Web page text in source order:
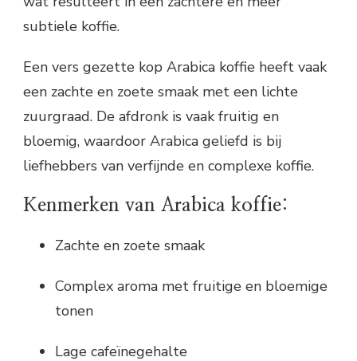
subtiele koffie.
Een vers gezette kop Arabica koffie heeft vaak
een zachte en zoete smaak met een lichte
zuurgraad. De afdronk is vaak fruitig en
bloemig, waardoor Arabica geliefd is bij
liefhebbers van verfijnde en complexe koffie.
Kenmerken van Arabica koffie:
Zachte en zoete smaak
Complex aroma met fruitige en bloemige
tonen
Lage cafeïnegehalte